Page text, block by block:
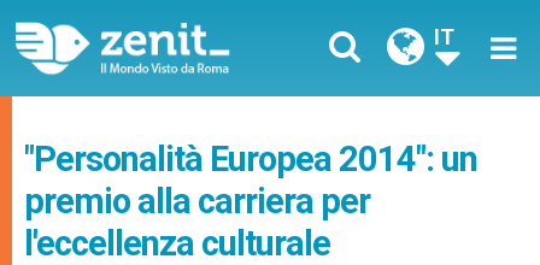
IT
"Personalità Europea 2014": un
premio alla carriera per
l'eccellenza culturale